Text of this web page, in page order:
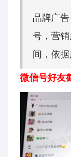
品牌广
号，营
间，依据
微信号好友